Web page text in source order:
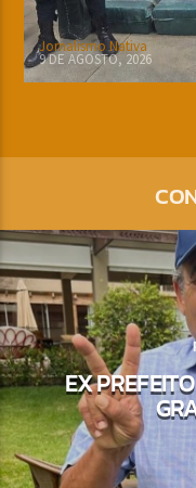
Jornalismo Nativa
9 DE AGOSTO, 2026
EX